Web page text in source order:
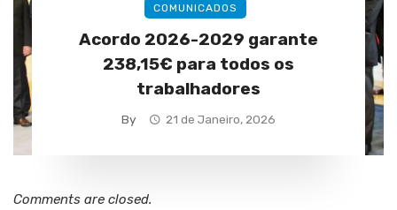
COMUNICADOS
Acordo 2026-2029 garante
238,15€ para todos os
trabalhadores
By 21 de Janeiro, 2026
Comments are closed.